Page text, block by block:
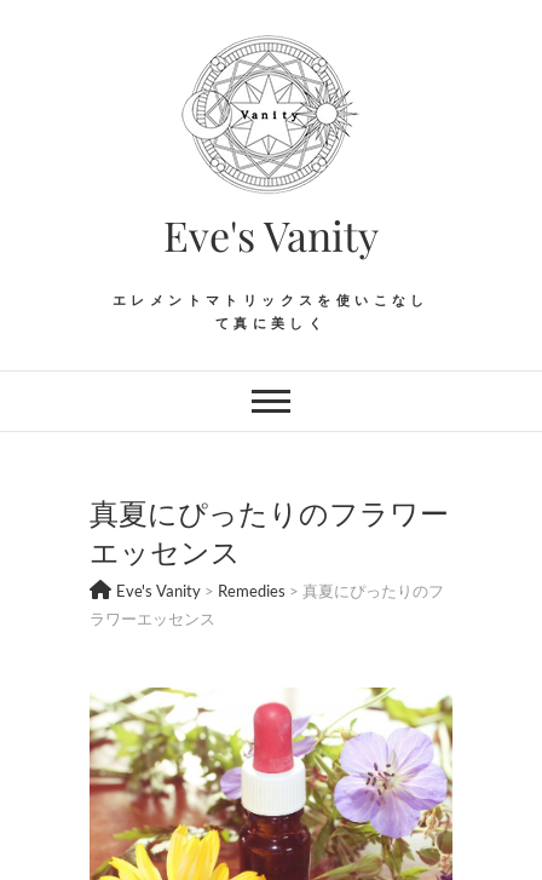
Eve's Vanity
エレメントマトリックスを使いこなし
て真に美しく
真夏にぴったりのフラワー
エッセンス
Eve's Vanity > Remedies > 真夏にぴったりのフ
ラワーエッセンス